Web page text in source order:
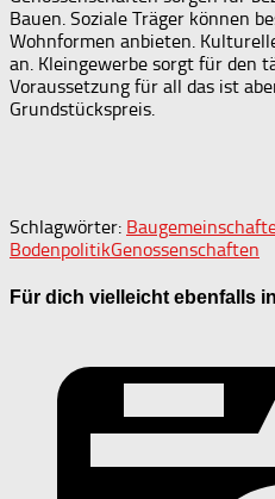
Bauen. Soziale Träger können
Wohnformen anbieten.
an. Kleingewerbe sorgt für den
Voraussetzung für all das ist
Grundstückspreis.
Schlagwörter:
BodenpolitikGenossenschaften
Für dich vielleicht ebenfalls